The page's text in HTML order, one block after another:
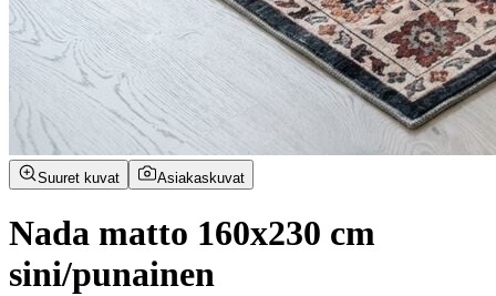
Suuret kuvat Asiakaskuvat
Nada matto 160x230 cm
sini/punainen